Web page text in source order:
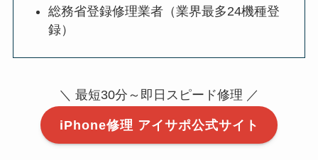
総務省登録修理業者（業界最多24機種登
録）
＼ 最短30分～即日スピード修理 ／
iPhone修理 アイサポ公式サイト